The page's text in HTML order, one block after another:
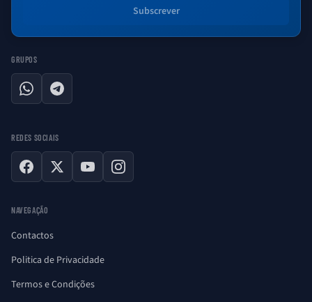
Subscrever
GRUPOS
WhatsAppTelegram
REDES SOCIAIS
Facebook
X YouTubeInstagram
NAVEGAÇÃO
Contactos
Politica de Privacidade
Termos e Condições